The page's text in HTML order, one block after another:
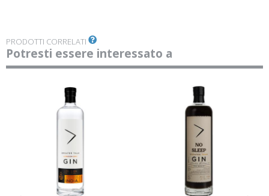
PRODOTTI CORRELATI
Potresti essere interessato a